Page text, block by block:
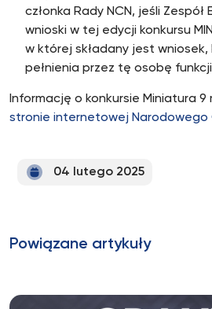
członka Rady NCN, jeśli
wnioski w tej edycji konkursu
w której składany jest wniosek,
pełnienia przez tę osobę funkcji
Informację o konkursie Miniatura 9
stronie internetowej Narodowego
04 lutego 2025
Powiązane artykuły